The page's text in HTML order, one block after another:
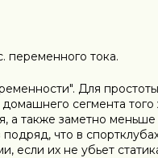
переменного тока.
Для простоты
сегмента
также заметно меньше
что в
их не убьет